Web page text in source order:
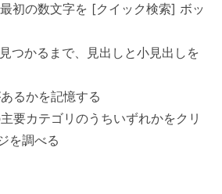
初の数文字を [クイック検索] ボッ
つかるまで、見出しと小見出しを
るかを記憶する
要カテゴリのうちいずれかをクリ
を調べる